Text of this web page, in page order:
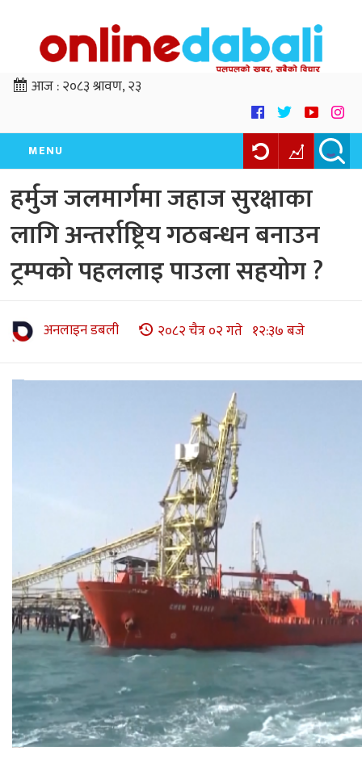
आज :२०८३ श्रावण, २३
MENU
हर्मुज जलमार्गमा जहाज सुरक्षाका
लागि अन्तर्राष्ट्रिय गठबन्धन बनाउन
ट्रम्पको पहललाइ पाउला सहयोग ?
अनलाइन डबली २०८२ चैत्र ०२ गते १२:३७ बजे